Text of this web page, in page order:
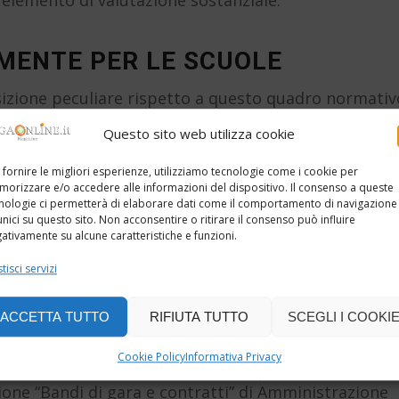
Questo sito web utilizza cookie
fornire le migliori esperienze, utilizziamo tecnologie come i cookie per
e/o accedere alle informazioni del dispositivo. Il consenso a queste
ci permetterà di elaborare dati come il comportamento di
su questo sito. Non acconsentire o ritirare il consenso può influire
su alcune caratteristiche e funzioni.
servizi
ACCETTA TUTTO RIFIUTA TUTTO SCEGLI I COOKIE
Cookie PolicyInformativa Privacy
PER LE SCUOLE
peculiare rispetto a questo quadro
del D.Lgs. n. 33/2013 e sono quindi
verifiche sugli standard digitali. Dall’altro, i
i CMS ministeriali o piattaforme
nativamente per esporre dati in formati
il popolamento della sezione “Amministrazione
con uno scenario in cui la semplice
– almeno in prospettiva. In questa fase
attendersi che nei prossimi cicli la conformità
espressamente la verifica dei
i revisori dei conti, in qualità di OIV,
“Bandi di gara e contratti” di Amministrazione